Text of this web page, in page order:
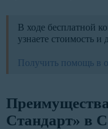
В ходе бесплатной
узнаете стоимость и
Получить помощь в
Стандарт» в